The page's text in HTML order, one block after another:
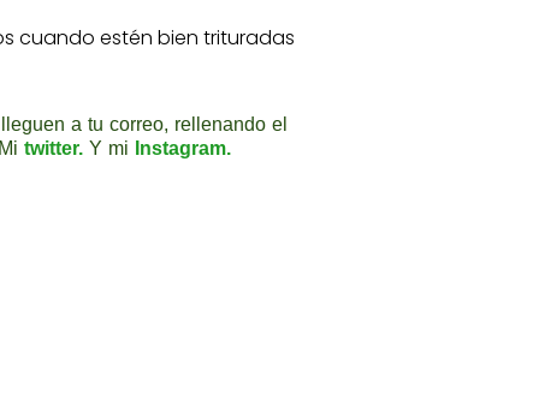
cuando estén bien trituradas
a tu correo, rellenando el
twitter. Y mi Instagram.